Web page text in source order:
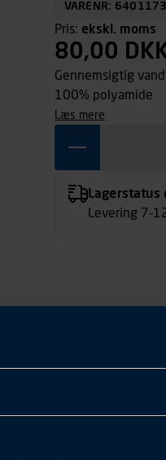
VARENR:
Pris: ekskl. moms
80,00
Gennemsigtig
100% polyamide
læs mere
Lagerstatus
Levering 7-